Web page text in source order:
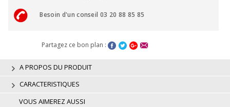
Besoin d'un conseil 03 20 88 85 85
Partagez ce bon plan :
A PROPOS DU PRODUIT
CARACTERISTIQUES
VOUS AIMEREZ AUSSI